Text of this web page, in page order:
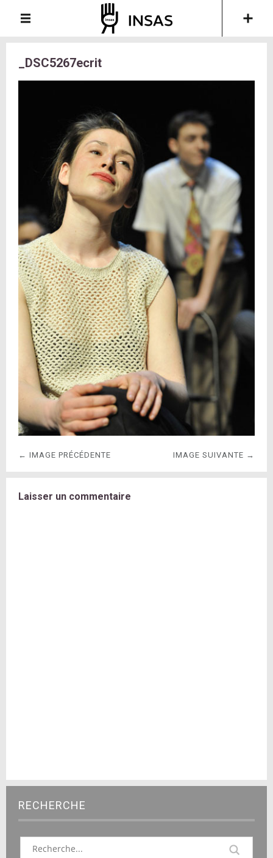
_DSC5267ecrit
← IMAGE PRÉCÉDENTE IMAGE SUIVANTE →
Laisser un commentaire
RECHERCHE